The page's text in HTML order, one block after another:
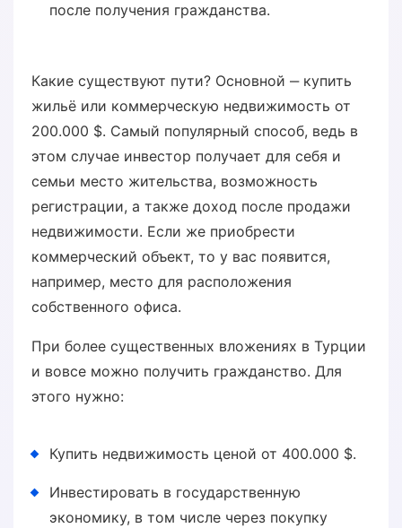
после получения гражданства.
Какие существуют пути? Основной ‒ купить
жильё или коммерческую недвижимость от
200.000 $. Самый популярный способ, ведь в
этом случае инвестор получает для себя и
семьи место жительства, возможность
регистрации, а также доход после продажи
недвижимости. Если же приобрести
коммерческий объект, то у вас появится,
например, место для расположения
собственного офиса.
При более существенных вложениях в Турции
и вовсе можно получить гражданство. Для
этого нужно:
Купить недвижимость ценой от 400.000 $.
Инвестировать в государственную
экономику, в том числе через покупку